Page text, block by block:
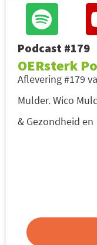
Podcast #179
OERsterk
Aflevering #179
Mulder. Wico
& Gezondheid en